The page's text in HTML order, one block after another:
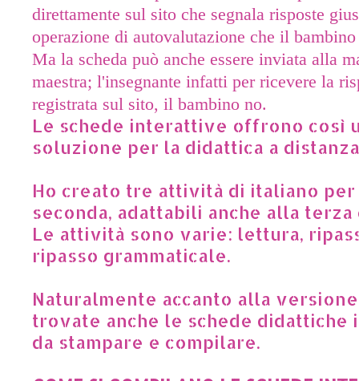
direttamente sul sito che segnala risposte
operazione di autovalutazione che il
Ma la scheda può anche essere inviata alla
maestra; l'insegnante infatti per ricevere la
registrata sul sito, il bambino no.
Le schede interattive offrono così
soluzione per la didattica a distanza
Ho creato tre attività di italiano per
seconda, adattabili anche alla terza
Le attività sono varie: lettura,
ripasso grammaticale.
Naturalmente accanto alla
trovate anche le schede didattiche
da stampare e compilare.